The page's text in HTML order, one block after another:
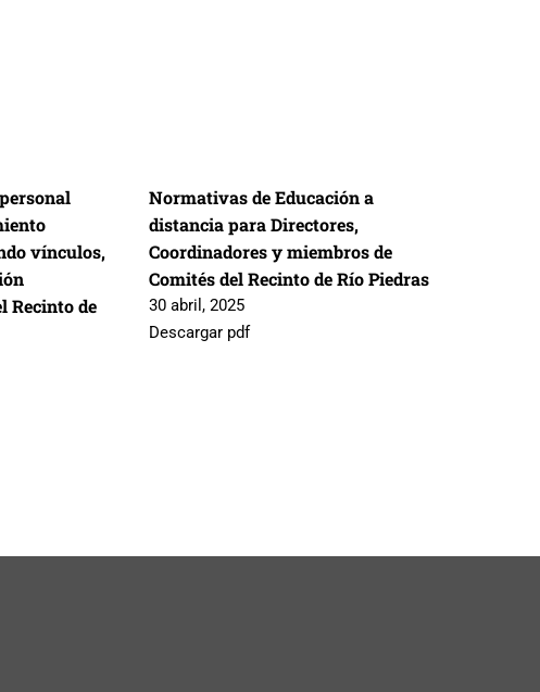
vínculos,
Recinto de
Normativas de Educación a
distancia para Directores,
Coordinadores y miembros de
Comités del Recinto de Río Piedras
30 abril, 2025
Descargar pdf